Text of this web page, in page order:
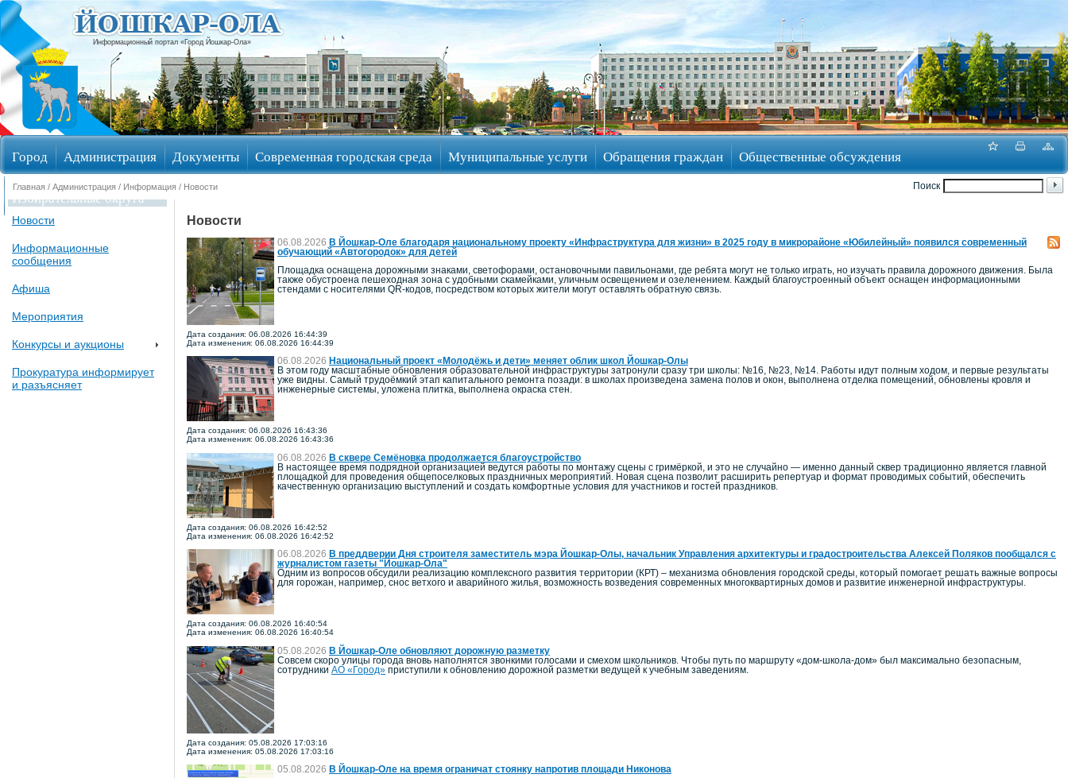
Информационный портал «Город Йошкар-Ола»
Город Администрация Документы Современная городская среда Муниципальные услуги Обращения граждан Общественные обсуждения
Избирательные округа
Поиск
Главная / Администрация / Информация / Новости
Новости
Информационные
сообщения
Афиша
Мероприятия
Конкурсы и аукционы
Прокуратура информирует
и разъясняет
Новости
06.08.2026 В Йошкар-Оле благодаря национальному проекту «Инфраструктура для жизни» в 2025 году в микрорайоне «Юбилейный» появился современный
обучающий «Автогородок» для детей
Площадка оснащена дорожными знаками, светофорами, остановочными павильонами, где ребята могут не только играть, но изучать правила дорожного движения. Была
также обустроена пешеходная зона с удобными скамейками, уличным освещением и озеленением. Каждый благоустроенный объект оснащен информационными
стендами с носителями QR-кодов, посредством которых жители могут оставлять обратную связь.
Дата создания: 06.08.2026 16:44:39
Дата изменения: 06.08.2026 16:44:39
06.08.2026 Национальный проект «Молодёжь и дети» меняет облик школ Йошкар-Олы
В этом году масштабные обновления образовательной инфраструктуры затронули сразу три школы: №16, №23, №14. Работы идут полным ходом, и первые результаты
уже видны. Самый трудоёмкий этап капитального ремонта позади: в школах произведена замена полов и окон, выполнена отделка помещений, обновлены кровля и
инженерные системы, уложена плитка, выполнена окраска стен.
Дата создания: 06.08.2026 16:43:36
Дата изменения: 06.08.2026 16:43:36
06.08.2026 В сквере Семёновка продолжается благоустройство
В настоящее время подрядной организацией ведутся работы по монтажу сцены с гримёркой, и это не случайно — именно данный сквер традиционно является главной
площадкой для проведения общепоселковых праздничных мероприятий. Новая сцена позволит расширить репертуар и формат проводимых событий, обеспечить
качественную организацию выступлений и создать комфортные условия для участников и гостей праздников.
Дата создания: 06.08.2026 16:42:52
Дата изменения: 06.08.2026 16:42:52
06.08.2026 В преддверии Дня строителя заместитель мэра Йошкар-Олы, начальник Управления архитектуры и градостроительства Алексей Поляков пообщался с
журналистом газеты "Йошкар-Ола"
Одним из вопросов обсудили реализацию комплексного развития территории (КРТ) – механизма обновления городской среды, который помогает решать важные вопросы
для горожан, например, снос ветхого и аварийного жилья, возможность возведения современных многоквартирных домов и развитие инженерной инфраструктуры.
Дата создания: 06.08.2026 16:40:54
Дата изменения: 06.08.2026 16:40:54
05.08.2026 В Йошкар-Оле обновляют дорожную разметку
Совсем скоро улицы города вновь наполнятся звонкими голосами и смехом школьников. Чтобы путь по маршруту «дом-школа-дом» был максимально безопасным,
сотрудники АО «Город» приступили к обновлению дорожной разметки ведущей к учебным заведениям.
Дата создания: 05.08.2026 17:03:16
Дата изменения: 05.08.2026 17:03:16
05.08.2026 В Йошкар-Оле на время ограничат стоянку напротив площади Никонова